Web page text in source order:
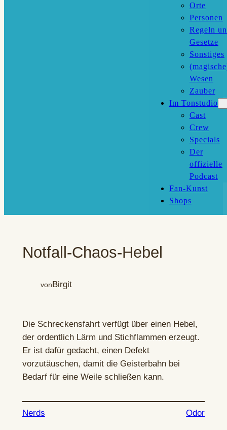
Orte
Personen
Regeln
Gesetze
Sonstiges
Wesen
Zauber
Im Tonstudio
Cast
Crew
Specials
Der
offizielle
Podcast
Fan-Kunst
Shops
Notfall-Chaos-Hebel
von Birgit
Die Schreckensfahrt verfügt über einen Hebel,
der ordentlich Lärm und Stichflammen erzeugt.
Er ist dafür gedacht, einen Defekt
vorzutäuschen, damit die Geisterbahn bei
Bedarf für eine Weile schließen kann.
Nerds Odor